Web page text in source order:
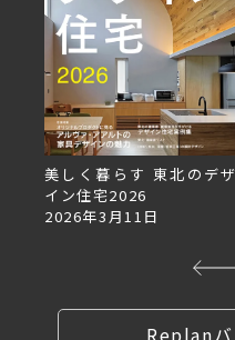
美しく暮らす 東北のデザ
イン住宅2026
2026年3月11日
Replan